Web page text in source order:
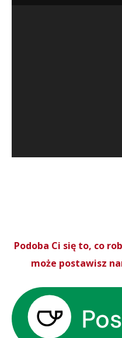
Podoba Ci się to, co
może postawisz